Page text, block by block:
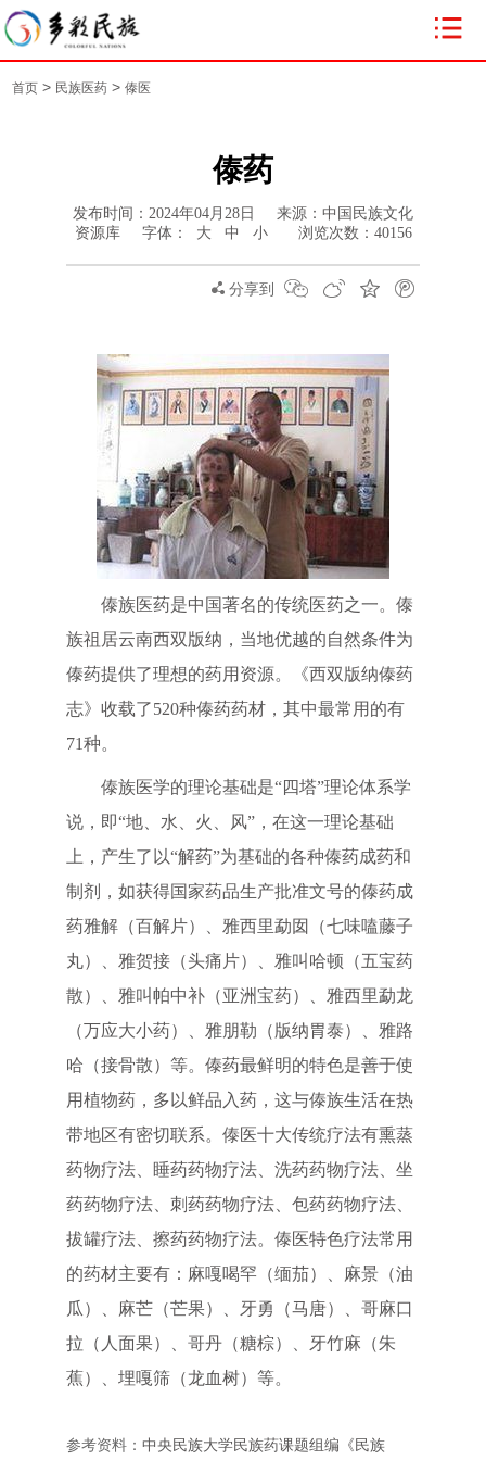
首页 > 民族医药 >傣医
傣药
发布时间：2024年04月28日 来源：中国民族文化
资源库 字体：
大 中 小 浏览次数： 40156
分享到
傣族医药是中国著名的传统医药之一。傣
族祖居云南西双版纳，当地优越的自然条件为
傣药提供了理想的药用资源。《西双版纳傣药
志》收载了520种傣药药材，其中最常用的有
71种。
傣族医学的理论基础是“四塔”理论体系学
说，即“地、水、火、风”，在这一理论基础
上，产生了以“解药”为基础的各种傣药成药和
制剂，如获得国家药品生产批准文号的傣药成
药雅解（百解片）、雅西里勐囡（七味嗑藤子
丸）、雅贺接（头痛片）、雅叫哈顿（五宝药
散）、雅叫帕中补（亚洲宝药）、雅西里勐龙
（万应大小药）、雅朋勒（版纳胃泰）、雅路
哈（接骨散）等。傣药最鲜明的特色是善于使
用植物药，多以鲜品入药，这与傣族生活在热
带地区有密切联系。傣医十大传统疗法有熏蒸
药物疗法、睡药药物疗法、洗药药物疗法、坐
药药物疗法、刺药药物疗法、包药药物疗法、
拔罐疗法、擦药药物疗法。傣医特色疗法常用
的药材主要有：麻嘎喝罕（缅茄）、麻景（油
瓜）、麻芒（芒果）、牙勇（马唐）、哥麻口
拉（人面果）、哥丹（糖棕）、牙竹麻（朱
蕉）、埋嘎筛（龙血树）等。
参考资料：中央民族大学民族药课题组编《民族